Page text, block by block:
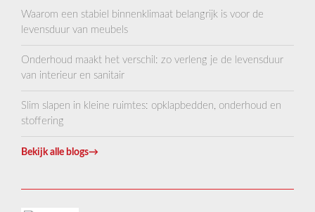
Waarom een stabiel binnenklimaat belangrijk is voor de
levensduur van meubels
Onderhoud maakt het verschil: zo verleng je de levensduur
van interieur en sanitair
Slim slapen in kleine ruimtes: opklapbedden, onderhoud en
stoffering
Bekijk alle blogs→